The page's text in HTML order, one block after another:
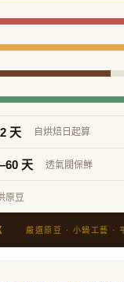
天 自烘焙日起算
天 透氣閥保鮮
原豆
嚴選原豆 · 小鍋工藝 ·